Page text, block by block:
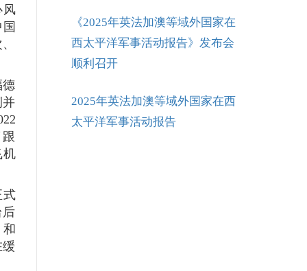
风
德
并
机
式
后
缓
《2025年英法加澳等域外国家在
西太平洋军事活动报告》发布会
顺利召开
2025年英法加澳等域外国家在西
太平洋军事活动报告